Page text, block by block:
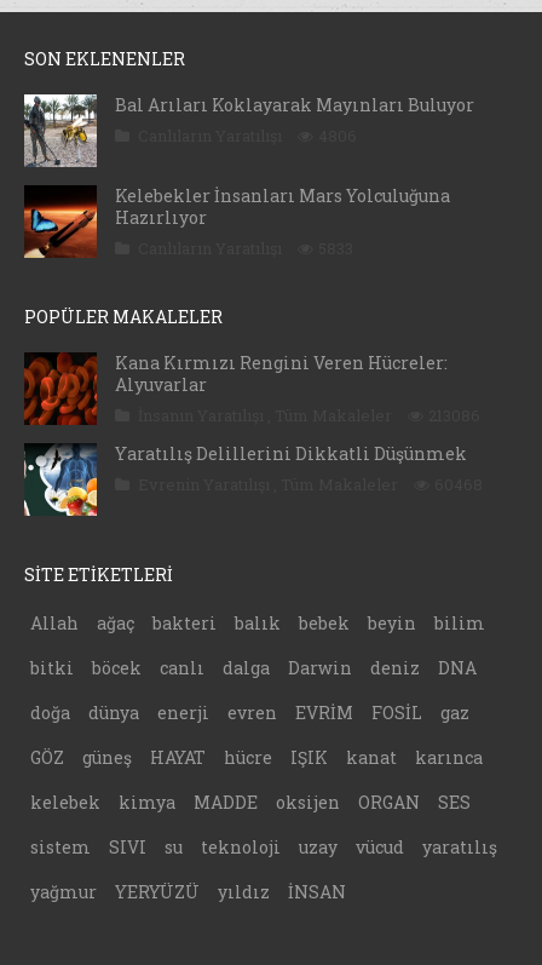
SON EKLENENLER
Bal Arıları Koklayarak Mayınları Buluyor
Kelebekler İnsanları Mars Yolculuğuna
Hazırlıyor
POPÜLER MAKALELER
Kana Kırmızı Rengini Veren Hücreler:
Alyuvarlar
Yaratılış Delillerini Dikkatli Düşünmek
SİTE ETİKETLERİ
Allah ağaç bakteri balık bebek beyin
bilim
bitki
böcek canlı dalga Darwin deniz
DNA
doğa
dünya enerji evren EVRİM FOSİL
gaz
GÖZ
güneş HAYAT hücre IŞIK kanat
karınca
kelebek
kimya MADDE oksijen ORGAN
SES
sistem
SIVI su teknoloji uzay vücud
yaratılış
yağmur
YERYÜZÜ yıldız İNSAN